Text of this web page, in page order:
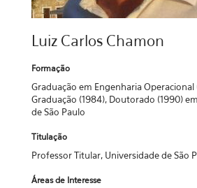
Luiz Carlos Chamon
Formação
Graduação em Engenharia Operacional
Graduação (1984), Doutorado (1990)
de São Paulo
Titulação
Professor Titular, Universidade de São
Áreas de Interesse